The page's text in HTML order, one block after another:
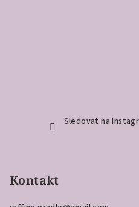
Sledovat na
Kontakt